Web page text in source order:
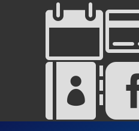

